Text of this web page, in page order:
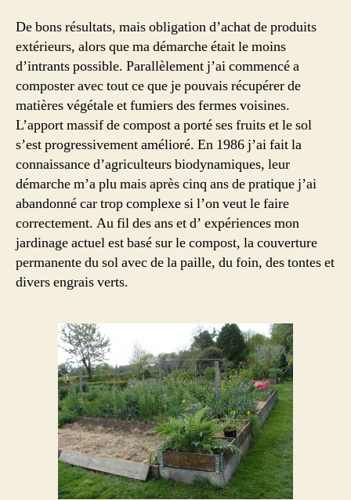
De bons résultats, mais obligation d’achat de produits
extérieurs, alors que ma démarche était le moins
d’intrants possible. Parallèlement j’ai commencé a
composter avec tout ce que je pouvais récupérer de
matières végétale et fumiers des fermes voisines.
L’apport massif de compost a porté ses fruits et le sol
s’est progressivement amélioré. En 1986 j’ai fait la
connaissance d’agriculteurs biodynamiques, leur
démarche m’a plu mais après cinq ans de pratique j’ai
abandonné car trop complexe si l’on veut le faire
correctement. Au fil des ans et d’ expériences mon
jardinage actuel est basé sur le compost, la couverture
permanente du sol avec de la paille, du foin, des tontes et
divers engrais verts.